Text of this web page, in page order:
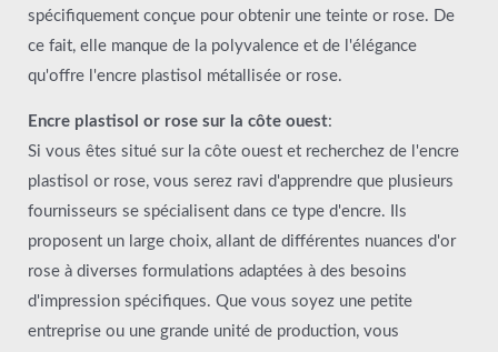
spécifiquement conçue pour obtenir une teinte or rose. De
ce fait, elle manque de la polyvalence et de l'élégance
qu'offre l'encre plastisol métallisée or rose.
Encre plastisol or rose sur la côte ouest:
Si vous êtes situé sur la côte ouest et recherchez de l'encre
plastisol or rose, vous serez ravi d'apprendre que plusieurs
fournisseurs se spécialisent dans ce type d'encre. Ils
proposent un large choix, allant de différentes nuances d'or
rose à diverses formulations adaptées à des besoins
d'impression spécifiques. Que vous soyez une petite
entreprise ou une grande unité de production, vous